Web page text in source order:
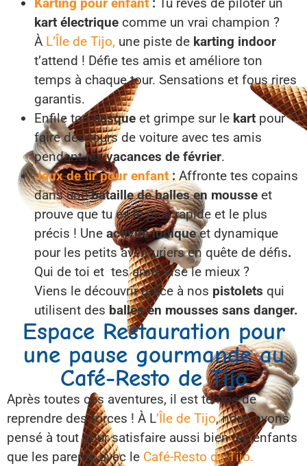
Karting pour enfant : Tu rêves de piloter un
kart électrique comme un vrai champion ?
À L’Île de Tijo, une piste de karting indoor
t’attend ! Défie tes amis et améliore ton
temps à chaque tour. Sensations et fous rires
garantis.
Enfile toncasque et grimpe sur le kart pour
faire des tours de voiture avec tes amis
pendant lesvacances de février.
Jeux de tir pour enfant:Affronte tes copains
dans unebataille de balles en mousse et
prouve que tu es le plus rapide et le plus
précis ! Une activité ludiqueet dynamique
pour les petits aventuriers en quête de défis.
Qui de toi et tes amis vise le mieux ?
Viens le découvrir grâce à nos pistolets qui
utilisent des balles en mousses sans danger.
Espace Restauration pour
une pause gourmande au
Café-Resto de Tijo
Après toutes ces aventures, il est temps de
reprendre des forces ! À L’Île de Tijo, nous avons
pensé à tout pour satisfaire aussi bien les enfants
que les parents avec le Café-Resto de Tijo.